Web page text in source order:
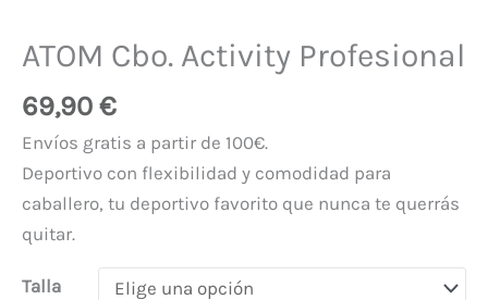
ATOM Cbo. Activity Profesional
69,90 €
Envíos gratis a partir de 100€.
Deportivo con flexibilidad y comodidad para
caballero, tu deportivo favorito que nunca te querrás
quitar.
Talla